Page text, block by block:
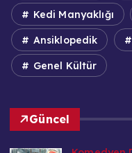
Kedi Manyaklığı
Ansiklopedik
Genel Kültür
Güncel